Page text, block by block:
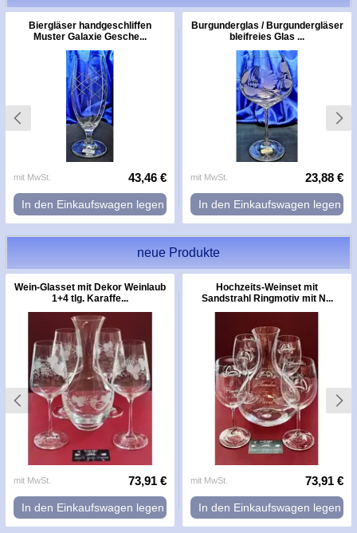
Biergläser handgeschliffen
Muster Galaxie Gesche...
mit MwSt. 43,46 €
In den Einkaufswagen legen
Burgunderglas / Burgundergläser
bleifreies Glas ...
mit MwSt. 23,88 €
In den Einkaufswagen legen
neue Produkte
Wein-Glasset mit Dekor Weinlaub
1+4 tlg. Karaffe...
mit MwSt. 73,91 €
In den Einkaufswagen legen
Hochzeits-Weinset mit
Sandstrahl Ringmotiv mit N...
mit MwSt. 73,91 €
In den Einkaufswagen legen